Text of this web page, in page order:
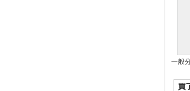
一般
買